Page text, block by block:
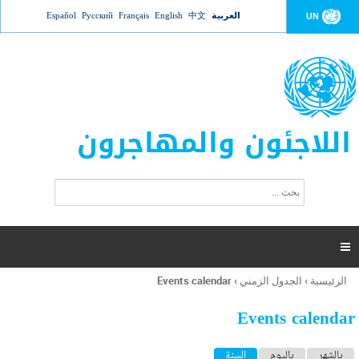
Jump to navigation UN العربية 中文
English
Français
Русский
Español
اللاجئون والمهاجرون
ت
ر
ل
ح
ب

أنت
هنا
الرئيسية › الجدول الزمني ›
Events calendar
Events calendar